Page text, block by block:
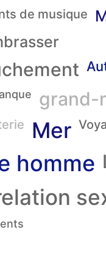
de musique
grand-
Mer
homme